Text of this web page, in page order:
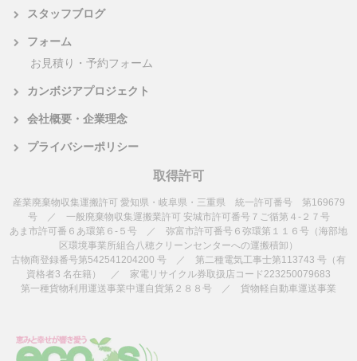
スタッフブログ
フォーム
お見積り・予約フォーム
カンボジアプロジェクト
会社概要・企業理念
プライバシーポリシー
取得許可
産業廃棄物収集運搬許可 愛知県・岐阜県・三重県 統一許可番号 第169679
号 ／ 一般廃棄物収集運搬業許可 安城市許可番号７ご循第４-２７号
あま市許可番６あ環第６-５号 ／ 弥富市許可番号６弥環第１１６号（海部地
区環境事業所組合八穂クリーンセンターへの運搬積卸）
古物商登録番号第542541204200 号 ／ 第二種電気工事士第113743 号（有
資格者3 名在籍） ／ 家電リサイクル券取扱店コード223250079683
第一種貨物利用運送事業中運自貨第２８８号 ／ 貨物軽自動車運送事業